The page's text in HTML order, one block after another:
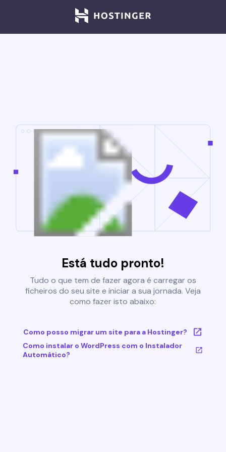
Está tudo pronto!
Tudo o que tem de fazer agora é carregar os
ficheiros do seu site e iniciar a sua jornada. Veja
como fazer isto abaixo:
Como posso migrar um site para a Hostinger?
Como instalar o WordPress com o Instalador
Automático?